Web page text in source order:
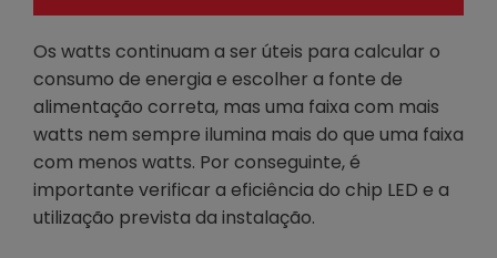
Os watts continuam a ser úteis para calcular o
consumo de energia e escolher a fonte de
alimentação correta, mas uma faixa com mais
watts nem sempre ilumina mais do que uma faixa
com menos watts. Por conseguinte, é
importante verificar a eficiência do chip LED e a
utilização prevista da instalação.